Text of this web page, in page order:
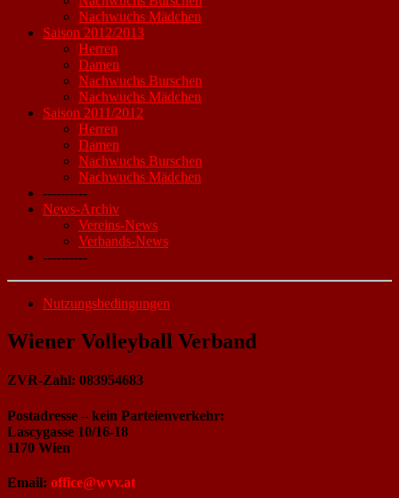
Nachwuchs Mädchen
Saison 2012/2013
Herren
Damen
Nachwuchs Burschen
Nachwuchs Mädchen
Saison 2011/2012
Herren
Damen
Nachwuchs Burschen
Nachwuchs Mädchen
----------
News-Archiv
Vereins-News
Verbands-News
----------
Nutzungsbedingungen
Wiener Volleyball Verband
ZVR-Zahl: 083954683
Postadresse – kein Parteienverkehr:
Lascygasse 10/16-18
1170 Wien
Email: office@wvv.at